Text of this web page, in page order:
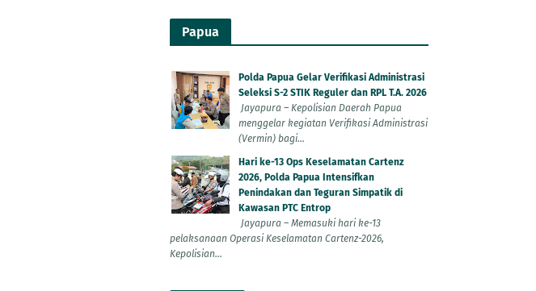
Papua
Polda Papua Gelar Verifikasi Administrasi
Seleksi S-2 STIK Reguler dan RPL T.A. 2026
Jayapura – Kepolisian Daerah Papua
menggelar kegiatan Verifikasi Administrasi
(Vermin) bagi...
Hari ke-13 Ops Keselamatan Cartenz
2026, Polda Papua Intensifkan
Penindakan dan Teguran Simpatik di
Kawasan PTC Entrop
Jayapura – Memasuki hari ke-13
pelaksanaan Operasi Keselamatan Cartenz-2026,
Kepolisian...